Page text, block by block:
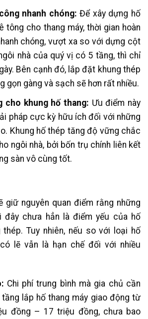
nhanh chóng:Để xây dựng hố
tông cho thang máy, thời gian hoàn
chóng, vượt xa so với dựng cột
nhà của quý vị có 5 tầng, thì chỉ
Bên cạnh đó, lắp đặt khung thép
gọn gàng và sạch sẽ hơn rất nhiều.
cho khung hố thang: Ưu điểm này
pháp cực kỳ hữu ích đối với những
Khung hố thép tăng độ vững chắc
ngôi nhà, bởi bốn trụ chính liên kết
sàn vô cùng tốt.
giữ nguyên quan điểm rằng những
đây chưa hẳn là điểm yếu của hố
thép. Tuy nhiên, nếu so với loại hố
lẽ vẫn là hạn chế đối với nhiều
Chi phí trung bình mà gia chủ cần
lắp hố thang máy giao động từ
đồng – 17 triệu đồng, chưa bao